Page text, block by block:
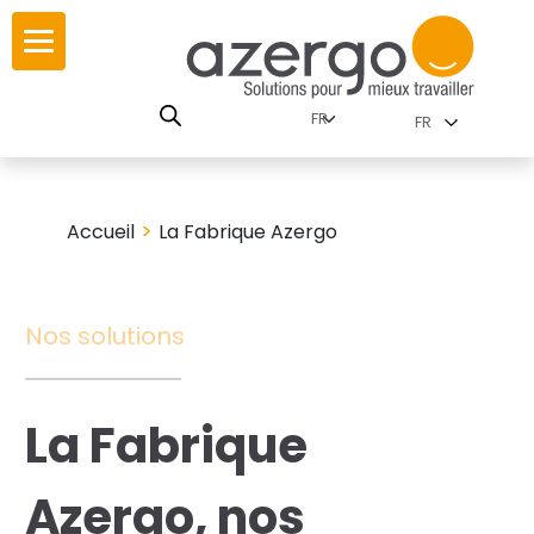
Skip
content
travail
familles
FR
Accueil> La Fabrique Azergo
Nos solutions
La Fabrique
Azergo, nos